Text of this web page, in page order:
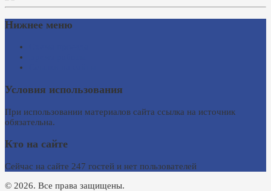
Нижнее меню
Условия использования
При использовании материалов сайта ссылка на источник
обязательна.
Кто на сайте
Сейчас на сайте 247 гостей и нет пользователей
© 2026. Все права защищены.